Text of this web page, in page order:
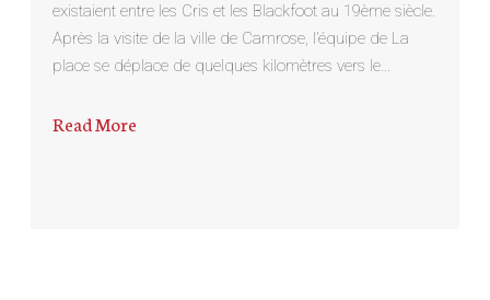
existaient entre les Cris et les Blackfoot au 19ème siècle.
Après la visite de la ville de Camrose, l’équipe de La
place se déplace de quelques kilomètres vers le…
Read More